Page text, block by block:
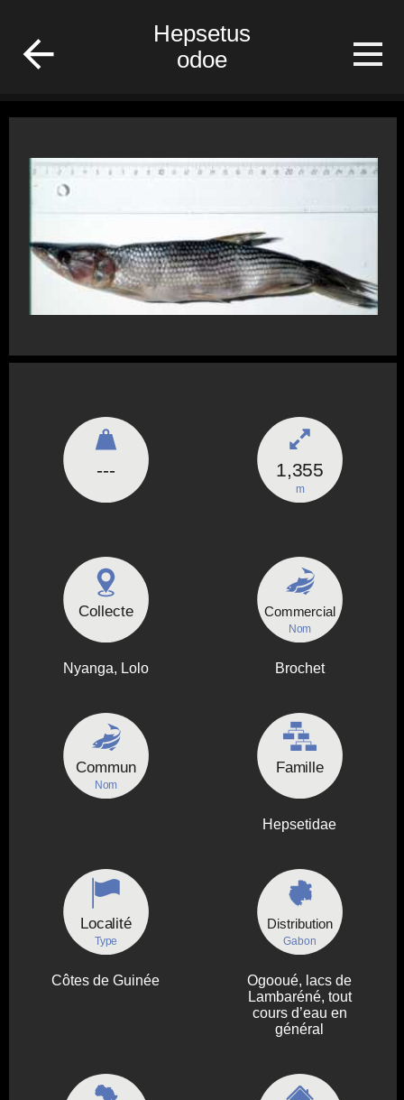
Hepsetus
odoe
--- 1,355
m
Collecte
Nyanga, Lolo
Commercial
Nom
Brochet
Commun
Nom
Famille
Hepsetidae
Localité
Type
Côtes de Guinée
Distribution
Gabon
Ogooué, lacs de
Lambaréné, tout
cours d’eau en
général